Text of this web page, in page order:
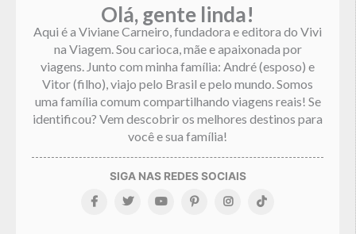
Olá, gente linda!
Aqui é a Viviane Carneiro, fundadora e editora do Vivi
na Viagem. Sou carioca, mãe e apaixonada por
viagens. Junto com minha família: André (esposo) e
Vitor (filho), viajo pelo Brasil e pelo mundo. Somos
uma família comum compartilhando viagens reais! Se
identificou? Vem descobrir os melhores destinos para
você e sua família!